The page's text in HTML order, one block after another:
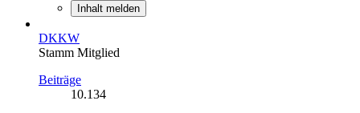
Inhalt melden
DKKW
Stamm Mitglied
Beiträge
10.134